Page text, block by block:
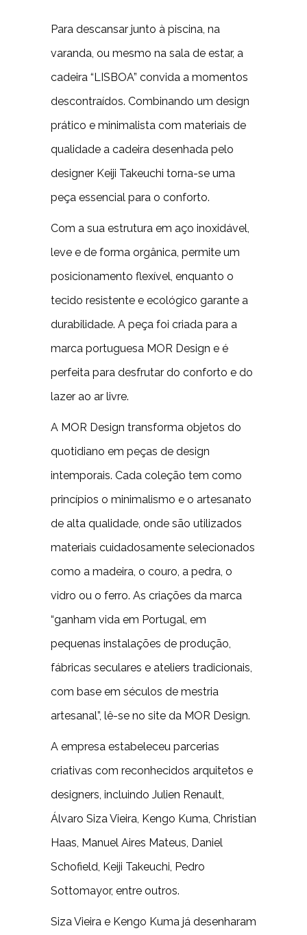
Para descansar junto à piscina, na
varanda, ou mesmo na sala de estar, a
cadeira “LISBOA” convida a momentos
descontraídos. Combinando um design
prático e minimalista com materiais de
qualidade a cadeira desenhada pelo
designer Keiji Takeuchi torna-se uma
peça essencial para o conforto.
Com a sua estrutura em aço inoxidável,
leve e de forma orgânica, permite um
posicionamento flexível, enquanto o
tecido resistente e ecológico garante a
durabilidade. A peça foi criada para a
marca portuguesa MOR Design e é
perfeita para desfrutar do conforto e do
lazer ao ar livre.
A MOR Design transforma objetos do
quotidiano em peças de design
intemporais. Cada coleção tem como
princípios o minimalismo e o artesanato
de alta qualidade, onde são utilizados
materiais cuidadosamente selecionados
como a madeira, o couro, a pedra, o
vidro ou o ferro. As criações da marca
“ganham vida em Portugal, em
pequenas instalações de produção,
fábricas seculares e ateliers tradicionais,
com base em séculos de mestria
artesanal”, lê-se no site da MOR Design.
A empresa estabeleceu parcerias
criativas com reconhecidos arquitetos e
designers, incluindo Julien Renault,
Álvaro Siza Vieira, Kengo Kuma, Christian
Haas, Manuel Aires Mateus, Daniel
Schofield, Keiji Takeuchi, Pedro
Sottomayor, entre outros.
Siza Vieira e Kengo Kuma já desenharam